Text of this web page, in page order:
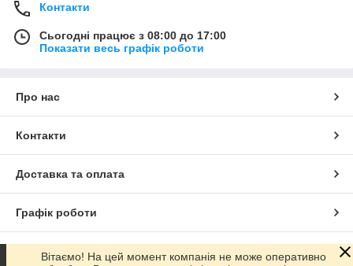
Контакти
Сьогодні працює з 08:00 до 17:00
Показати весь графік роботи
Про нас
Контакти
Доставка та оплата
Графік роботи
Повна версія сайту
Вітаємо! На цей момент компанія не може оперативно